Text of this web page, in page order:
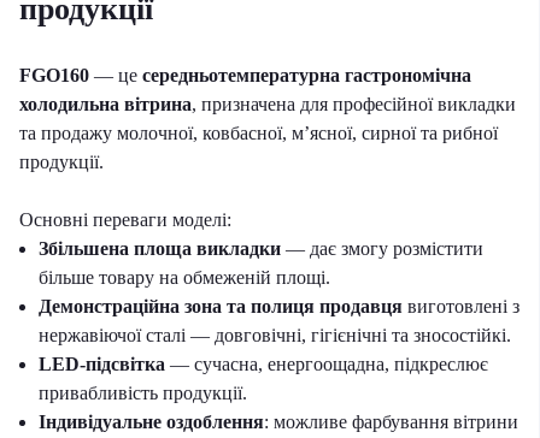
продукції
FGO160 — це середньотемпературна гастрономічна
холодильна вітрина, призначена для професійної викладки
та продажу молочної, ковбасної, м’ясної, сирної та рибної
продукції.
Основні переваги моделі:
Збільшена площа викладки — дає змогу розмістити
більше товару на обмеженій площі.
Демонстраційна зона та полиця продавця виготовлені з
нержавіючої сталі — довговічні, гігієнічні та зносостійкі.
LED-підсвітка — сучасна, енергоощадна, підкреслює
привабливість продукції.
Індивідуальне оздоблення: можливе фарбування вітрини